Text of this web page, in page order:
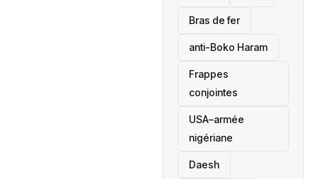
Bras de fer
anti-Boko Haram
Frappes
conjointes
USA–armée
nigériane
Daesh